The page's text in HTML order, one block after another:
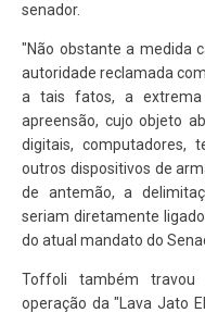
senador.
"Não obstante a medida
autoridade reclamada
a tais fatos, a
apreensão, cujo objeto
digitais, computadores,
outros dispositivos de
de antemão, a
seriam diretamente
do atual mandato do
Toffoli também travou
operação da "Lava Jato